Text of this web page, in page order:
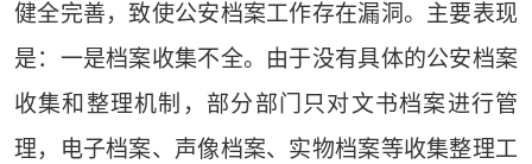
健全完善，致使公安档案工作存在漏洞。主要表现
是：一是档案收集不全。由于没有具体的公安档案
收集和整理机制，部分部门只对文书档案进行管
理，电子档案、声像档案、实物档案等收集整理工